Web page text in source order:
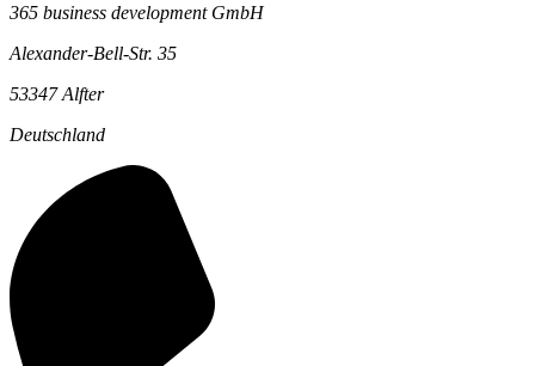
365 business development GmbH
Alexander-Bell-Str. 35
53347 Alfter
Deutschland